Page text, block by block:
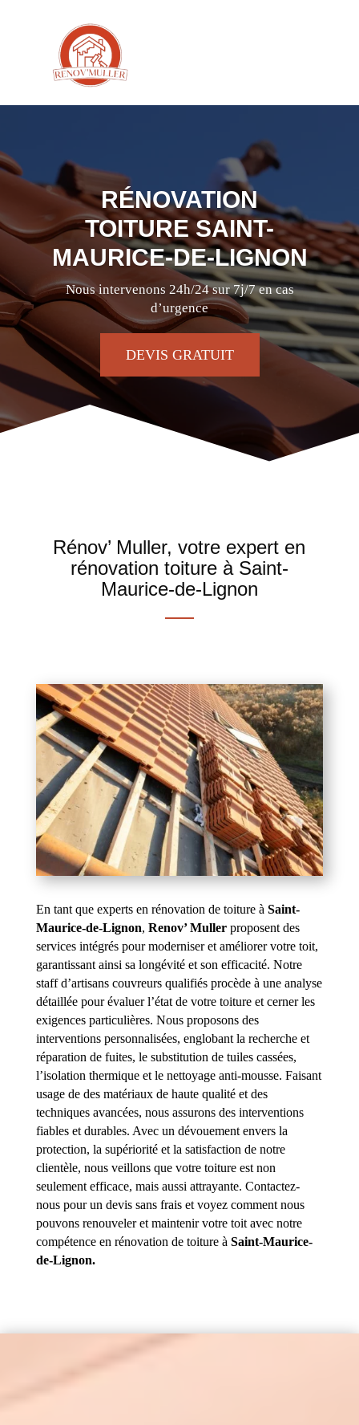
RÉNOVATION
TOITURE SAINT-
MAURICE-DE-LIGNON
Nous intervenons 24h/24 sur 7j/7 en cas
d’urgence
DEVIS GRATUIT
Rénov’ Muller, votre expert en
rénovation toiture à Saint-
Maurice-de-Lignon
En tant que experts en rénovation de toiture à Saint-
Maurice-de-Lignon, Renov’ Mullerproposent des
services intégrés pour moderniser et améliorer votre toit,
garantissant ainsi sa longévité et son efficacité. Notre
staff d’artisans couvreurs qualifiés procède à une analyse
détaillée pour évaluer l’état de votre toiture et cerner les
exigences particulières. Nous proposons des
interventions personnalisées, englobant la recherche et
réparation de fuites, le substitution de tuiles cassées,
l’isolation thermique et le nettoyage anti-mousse. Faisant
usage de des matériaux de haute qualité et des
techniques avancées, nous assurons des interventions
fiables et durables. Avec un dévouement envers la
protection, la supériorité et la satisfaction de notre
clientèle, nous veillons que votre toiture est non
seulement efficace, mais aussi attrayante. Contactez-
nous pour un devis sans frais et voyez comment nous
pouvons renouveler et maintenir votre toit avec notre
compétence en rénovation de toiture à Saint-Maurice-
de-Lignon.